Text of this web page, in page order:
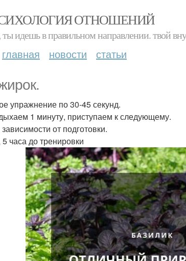
ОТНОШЕНИЙ
ты идешь в правильном направлении. твой
главная новости статьи
упражнение по 30-45 секунд.
1 минуту, приступаем к следующему.
от подготовки.
часа до тренировки